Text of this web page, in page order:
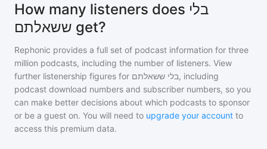
How many listeners does בלי
ששאלתם get?
Rephonic provides a full set of podcast information for three
million podcasts, including the number of listeners. View
further listenership figures for בלי ששאלתם, including
podcast download numbers and subscriber numbers, so you
can make better decisions about which podcasts to sponsor
or be a guest on. You will need to upgrade your account to
access this premium data.